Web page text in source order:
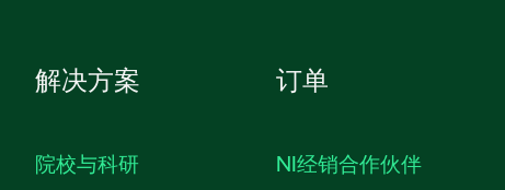
解决方案
院校与科研
订单
NI经销合作伙伴